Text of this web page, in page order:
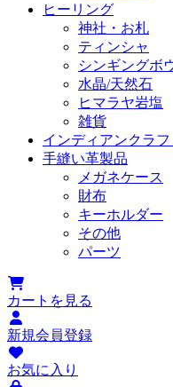
ヒーリング
神社・お札
ティンシャ
シンギングボ
水晶/天然石
ヒマラヤ岩塩
雑貨
インディアンクラフ
手縫い革製品
メガネケース
財布
キーホルダー
その他
パーツ
カートを見る
新規会員登録
お気に入り